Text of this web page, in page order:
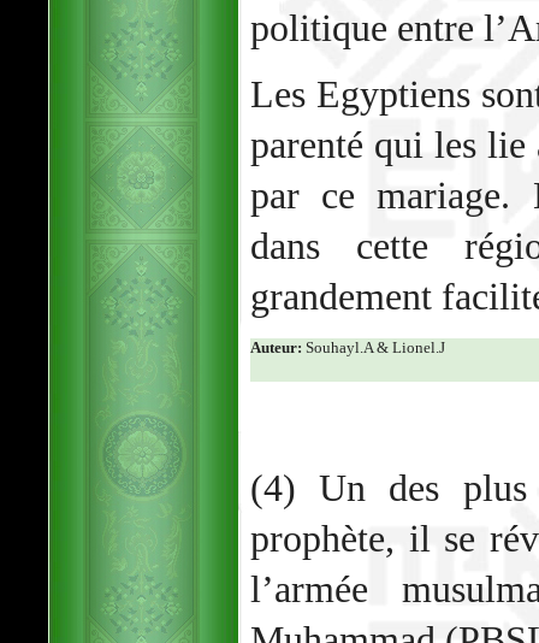
politique entre
Les Egyptiens
parenté qui les
par ce mariage.
dans cette
grandement
Auteur: Souhayl.A & Lionel.J
(4) Un des plus
prophète, il se
l’armée